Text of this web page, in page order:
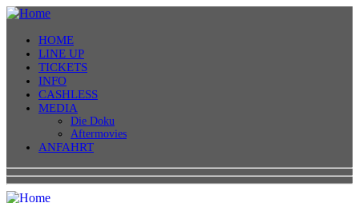
HOME
LINE UP
TICKETS
INFO
CASHLESS
MEDIA
Die Doku
Aftermovies
ANFAHRT